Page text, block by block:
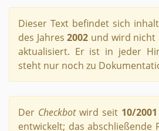
Die­ser Text be­fin­det sich
des Jah­res2002 und wird nicht
ak­tua­li­siert. Er ist in jeder
steht nur noch zu
Der Check­botwird seit 10/2001
ent­wi­ckelt; das ab­schlie­ßen­de